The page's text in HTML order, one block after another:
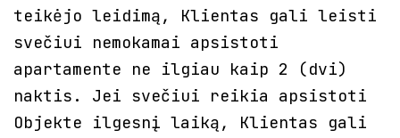
teikėjo leidimą, Klientas gali leisti
svečiui nemokamai apsistoti
apartamente ne ilgiau kaip 2 (dvi)
naktis. Jei svečiui reikia apsistoti
Objekte ilgesnį laiką, Klientas gali